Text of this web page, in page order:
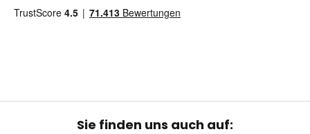
Sie finden uns auch auf: